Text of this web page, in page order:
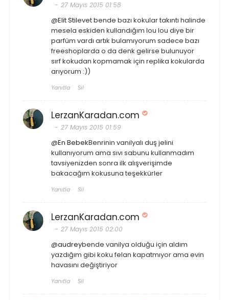
27 Mayıs 2015 01:58
@Elit Stilevet bende bazı kokular takıntı halinde
mesela eskiden kullandığım lou lou diye bir
parfüm vardı artık bulamıyorum sadece bazı
freeshoplarda o da denk gelirse bulunuyor
sırf kokudan kopmamak için replika kokularda
arıyorum :))
Yanıtla Sil
LerzanKaradan.com
27 Mayıs 2015 01:59
@En BebekBenrinin vanilyalı duş jelini
kullanıyorum ama sıvı sabunu kullanmadım
tavsiyenizden sonra ilk alışverişimde
bakacağım kokusuna teşekkürler
Yanıtla Sil
LerzanKaradan.com
27 Mayıs 2015 02:00
@audreybende vanilya olduğu için aldım
yazdığım gibi koku felan kapatmıyor ama evin
havasını değiştiriyor
Yanıtla Sil